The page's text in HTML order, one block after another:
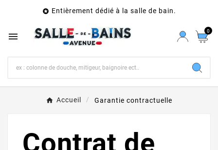
 Entièrement dédié à la salle de bain.
 0
Accueil Garantie contractuelle
Contrat de